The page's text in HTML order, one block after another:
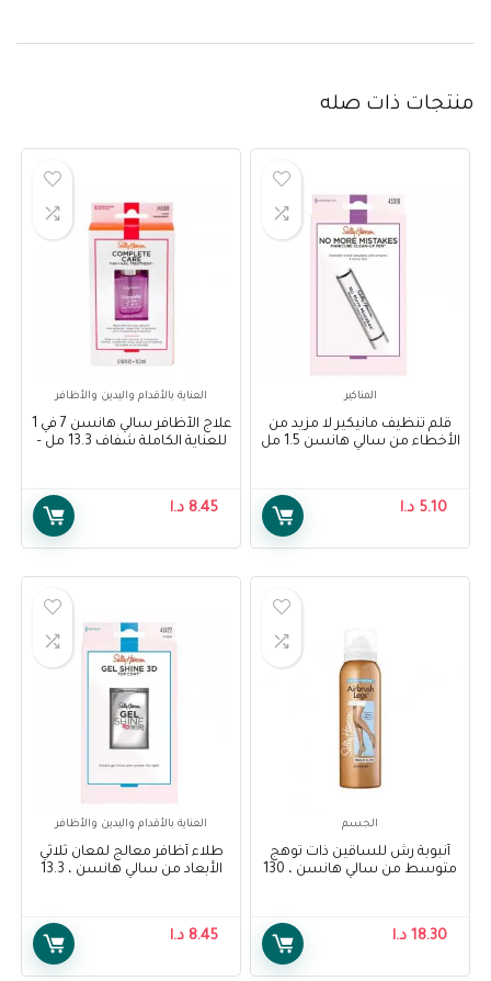
منتجات ذات صله
المناكير
قلم تنظيف مانيكير لا مزيد من
الأخطاء من سالي هانسن 1.5 مل
5.10 د.ا
العناية بالأقدام واليدين والأظافر
علاج الأظافر سالي هانسن 7 في 1
للعناية الكاملة شفاف 13.3 مل –
8.45 د.ا
الجسم
أنبوبة رش للساقين ذات توهج
متوسط من سالي هانسن ، 130
18.30 د.ا
العناية بالأقدام واليدين والأظافر
طلاء أظافر معالج لمعان ثلاثي
الأبعاد من سالي هانسن ، 13.3
8.45 د.ا